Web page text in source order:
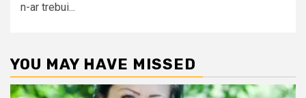
n-ar trebui...
YOU MAY HAVE MISSED